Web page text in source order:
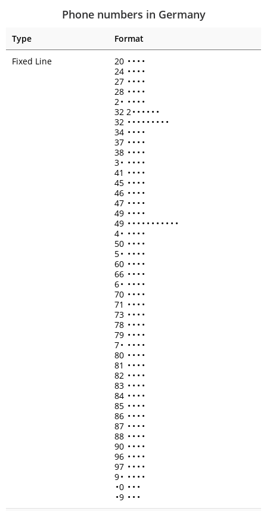
Phone numbers in Germany
Type
Format
Fixed Line
20 • • • •
24 • • • •
27 • • • •
28 • • • •
2• • • • •
32 2• • • • • •
32 • • • • • • • • •
34 • • • •
37 • • • •
38 • • • •
3• • • • •
41 • • • •
45 • • • •
46 • • • •
47 • • • •
49 • • • •
49 • • • • • • • • • • •
4• • • • •
50 • • • •
5• • • • •
60 • • • •
66 • • • •
6• • • • •
70 • • • •
71 • • • •
73 • • • •
78 • • • •
79 • • • •
7• • • • •
80 • • • •
81 • • • •
82 • • • •
83 • • • •
84 • • • •
85 • • • •
86 • • • •
87 • • • •
88 • • • •
90 • • • •
96 • • • •
97 • • • •
9• • • • •
•0 • • •
•9 • • •